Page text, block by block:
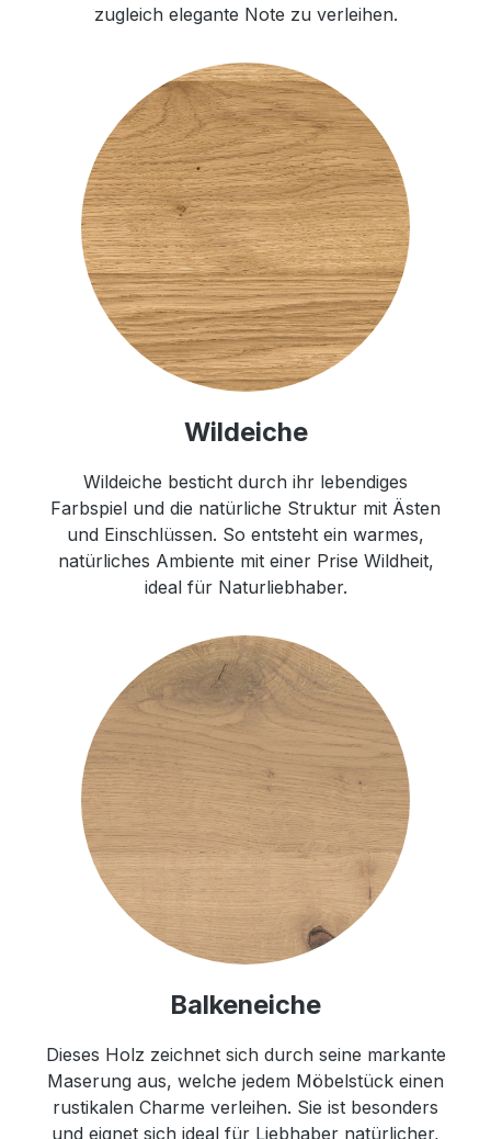
zugleich elegante Note zu verleihen.
Wildeiche
Wildeiche besticht durch ihr lebendiges
Farbspiel und die natürliche Struktur mit Ästen
und Einschlüssen. So entsteht ein warmes,
natürliches Ambiente mit einer Prise Wildheit,
ideal für Naturliebhaber.
Balkeneiche
Dieses Holz zeichnet sich durch seine markante
Maserung aus, welche jedem Möbelstück einen
rustikalen Charme verleihen. Sie ist besonders
und eignet sich ideal für Liebhaber natürlicher,